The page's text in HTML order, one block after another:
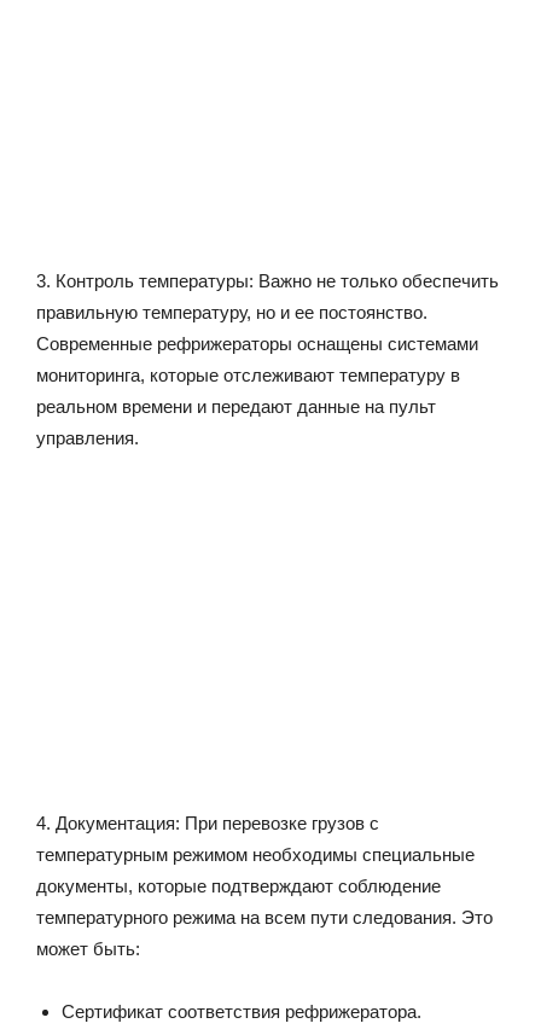
3. Контроль температуры: Важно не только обеспечить
правильную температуру, но и ее постоянство.
Современные рефрижераторы оснащены системами
мониторинга, которые отслеживают температуру в
реальном времени и передают данные на пульт
управления.
4. Документация: При перевозке грузов с
температурным режимом необходимы специальные
документы, которые подтверждают соблюдение
температурного режима на всем пути следования. Это
может быть:
Сертификат соответствия рефрижератора.